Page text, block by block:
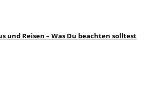
und Reisen – Was Du beachten solltest